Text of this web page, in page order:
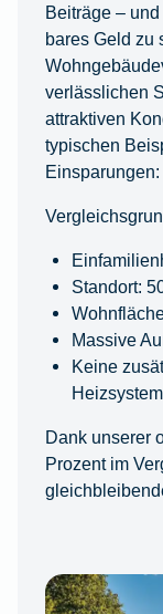
Beiträge –
bares Geld zu
verlässlichen
attraktiven
typischen
Einsparungen:
Standort:
Massive
Keine
Dank unserer
Prozent im